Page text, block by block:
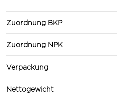
Zuordnung BKP
Zuordnung NPK
Verpackung
Nettogewicht